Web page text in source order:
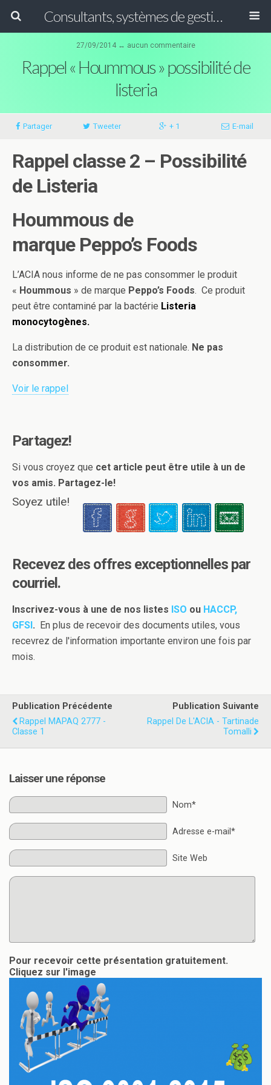
Consultants, systèmes de gestion ISO, HACCP et GFSI
27/09/2014 ↔ aucun commentaire
Rappel « Hoummous » possibilité de
listeria
Partager Tweeter + 1 E-mail
Rappel classe 2 – Possibilité
de Listeria
Hoummous de
marque Peppo’s Foods
L’ACIA nous informe de ne pas consommer le produit
« Hoummous » de marque Peppo’s Foods. Ce produit
peut être contaminé par la bactérie Listeria
monocytogènes.
La distribution de ce produit est nationale. Ne pas
consommer.
Voir le rappel
Partagez!
Si vous croyez que cet article peut être utile à un de
vos amis. Partagez-le!
Soyez utile!
Recevez des offres exceptionnelles par
courriel.
Inscrivez-vous à une de nos listes ISO ou HACCP,
GFSI. En plus de recevoir des documents utiles, vous
recevrez de l'information importante environ une fois par
mois.
Publication Précédente
Rappel MAPAQ 2777 -
Classe 1
Publication Suivante
Rappel De L'ACIA - Tartinade
Tomalli
Laisser une réponse
Nom*
Adresse e-mail*
Site Web
Pour recevoir cette présentation gratuitement.
Cliquez sur l'image